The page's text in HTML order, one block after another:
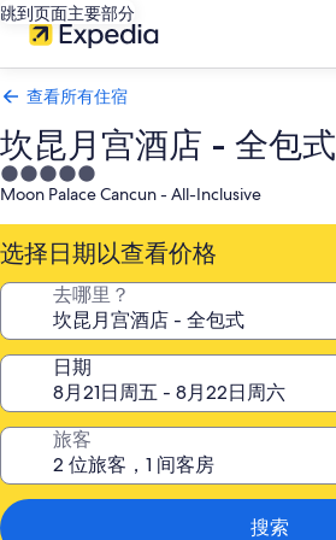
跳到页面主要部分
查看所有住宿
坎昆月宫酒店 - 全包式
5.0
星
住
宿
Moon Palace Cancun - All-Inclusive
选择日期以查看价格
去哪里？
日期
旅客
搜索